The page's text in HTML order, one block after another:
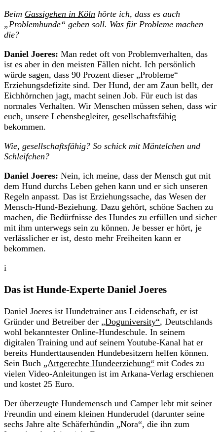
Beim Gassigehen in Köln hörte ich, dass es auch
„Problemhunde“ geben soll. Was für Probleme machen
die?
Daniel Joeres: Man redet oft von Problemverhalten, das
ist es aber in den meisten Fällen nicht. Ich persönlich
würde sagen, dass 90 Prozent dieser „Probleme“
Erziehungsdefizite sind. Der Hund, der am Zaun bellt, der
Eichhörnchen jagt, macht seinen Job. Für euch ist das
normales Verhalten. Wir Menschen müssen sehen, dass wir
euch, unsere Lebensbegleiter, gesellschaftsfähig
bekommen.
Wie, gesellschaftsfähig? So schick mit Mäntelchen und
Schleifchen?
Daniel Joeres: Nein, ich meine, dass der Mensch gut mit
dem Hund durchs Leben gehen kann und er sich unseren
Regeln anpasst. Das ist Erziehungssache, das Wesen der
Mensch-Hund-Beziehung. Dazu gehört, schöne Sachen zu
machen, die Bedürfnisse des Hundes zu erfüllen und sicher
mit ihm unterwegs sein zu können. Je besser er hört, je
verlässlicher er ist, desto mehr Freiheiten kann er
bekommen.
i
Das ist Hunde-Experte Daniel Joeres
Daniel Joeres ist Hundetrainer aus Leidenschaft, er ist
Gründer und Betreiber der „Doguniversity“, Deutschlands
wohl bekanntester Online-Hundeschule. In seinem
digitalen Training und auf seinem Youtube-Kanal hat er
bereits Hunderttausenden Hundebesitzern helfen können.
Sein Buch „Artgerechte Hundeerziehung“ mit Codes zu
vielen Video-Anleitungen ist im Arkana-Verlag erschienen
und kostet 25 Euro.
Der überzeugte Hundemensch und Camper lebt mit seiner
Freundin und einem kleinen Hunderudel (darunter seine
sechs Jahre alte Schäferhündin „Nora“, die ihn zum